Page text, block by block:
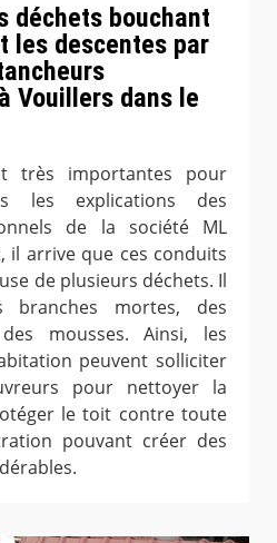
déchets bouchant
les descentes par
Vouillers dans le
très importantes pour
les explications des
de la société ML
il arrive que ces conduits
de plusieurs déchets. Il
branches mortes, des
mousses. Ainsi, les
peuvent solliciter
pour nettoyer la
le toit contre toute
pouvant créer des